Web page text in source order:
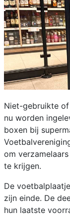
Niet-gebruikte
nu worden
boxen bij
om
te krijgen.
De
zijn einde. De
hun laatste